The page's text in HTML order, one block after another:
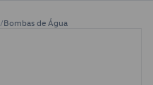
/Bombas de Água